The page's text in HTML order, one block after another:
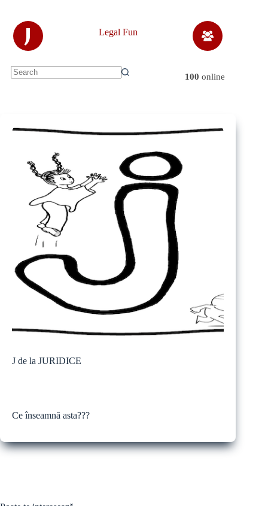
content
J Legal Fun
100 online
J de la JURIDICE
Ce înseamnă asta???